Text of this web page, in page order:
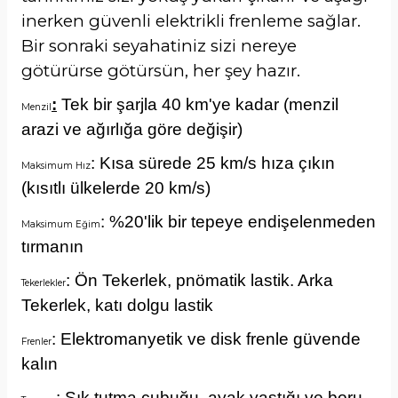
inerken güvenli elektrikli frenleme sağlar.
Bir sonraki seyahatiniz sizi nereye
götürürse götürsün, her şey hazır.
Menzil: Tek bir şarjla 40 km'ye kadar (menzil
arazi ve ağırlığa göre değişir)
Maksimum Hız: Kısa sürede 25 km/s hıza çıkın
(kısıtlı ülkelerde 20 km/s)
Maksimum Eğim: %20'lik bir tepeye endişelenmeden
tırmanın
Tekerlekler: Ön Tekerlek, pnömatik lastik. Arka
Tekerlek, katı dolgu lastik
Frenler: Elektromanyetik ve disk frenle güvende
kalın